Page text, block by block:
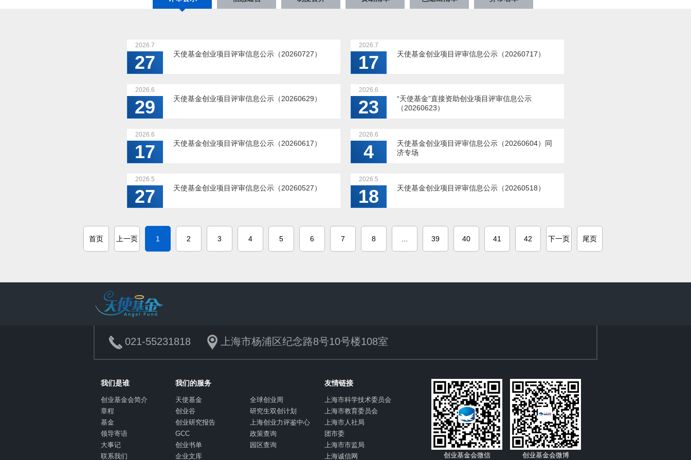
2026.7
27 天使基金创业项目评审信息公示（20260727）
2026.7
17 天使基金创业项目评审信息公示（20260717）
2026.6
29 天使基金创业项目评审信息公示（20260629）
2026.6
23
“天使基金”直接资助创业项目评审信息公示
（20260623）
2026.6
17 天使基金创业项目评审信息公示（20260617）
2026.6
4
天使基金创业项目评审信息公示（20260604）同
济专场
2026.5
27 天使基金创业项目评审信息公示（20260527）
2026.5
18 天使基金创业项目评审信息公示（20260518）
首页 上一页 1 2 3 4 5 6 7 8 39 40 41 42 下一页 尾页
021-55231818 上海市杨浦区纪念路8号10号楼108室
我们是谁
创业基金会简介
章程
基金
领导寄语
大事记
联系我们
我们的服务
天使基金
全球创业周
创业谷
研究生双创计划
创业研究报告
上海创业力评鉴中心
GCC
政策查询
创业书单
园区查询
企业文库
友情链接
上海市科学技术委员会
上海市教育委员会
上海市人社局
团市委
上海市市监局
上海诚信网
创业基金会微信 创业基金会微博